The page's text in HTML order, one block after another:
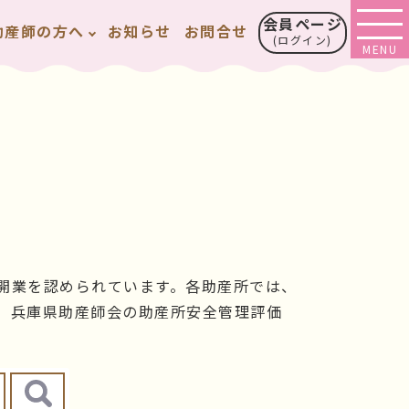
産師の方へ お知らせ お問合せ 会員ページ
(ログイン)
を認められています。各助産所では、
兵庫県助産師会の助産所安全管理評価